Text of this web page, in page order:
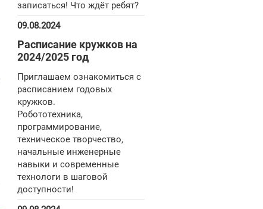
записаться! Что ждёт ребят?
09.08.2024
Расписание кружков на
2024/2025 год
Приглашаем ознакомиться с
расписанием годовых
кружков.
Робототехника,
программирование,
техническое творчество,
начальные инженерные
навыки и современные
технологи в шаговой
доступности!